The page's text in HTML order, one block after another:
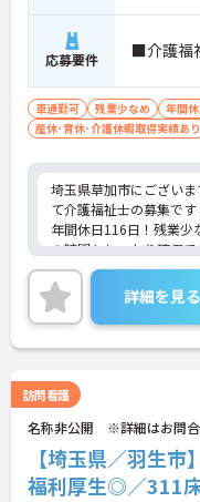
応募要件 ■介護福
車通勤可 残業少なめ 年間
産休･育休･介護休暇取得実績あり
埼玉県草加市にござい
て介護福祉士の募集です
年間休日116日！残業少
の時間もしっかり確保で
マイカー通勤可能なの
ご興味ある方には、面接
詳細をお話しいたしま
い！
詳細を見る
訪問看護
名称非公開 ※詳細はお問合
【埼玉県／羽生
福利厚生◎／311